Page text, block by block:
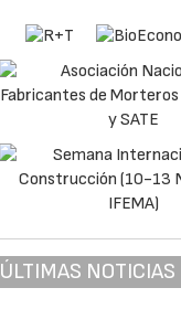
ÚLTIMAS NOTICIAS